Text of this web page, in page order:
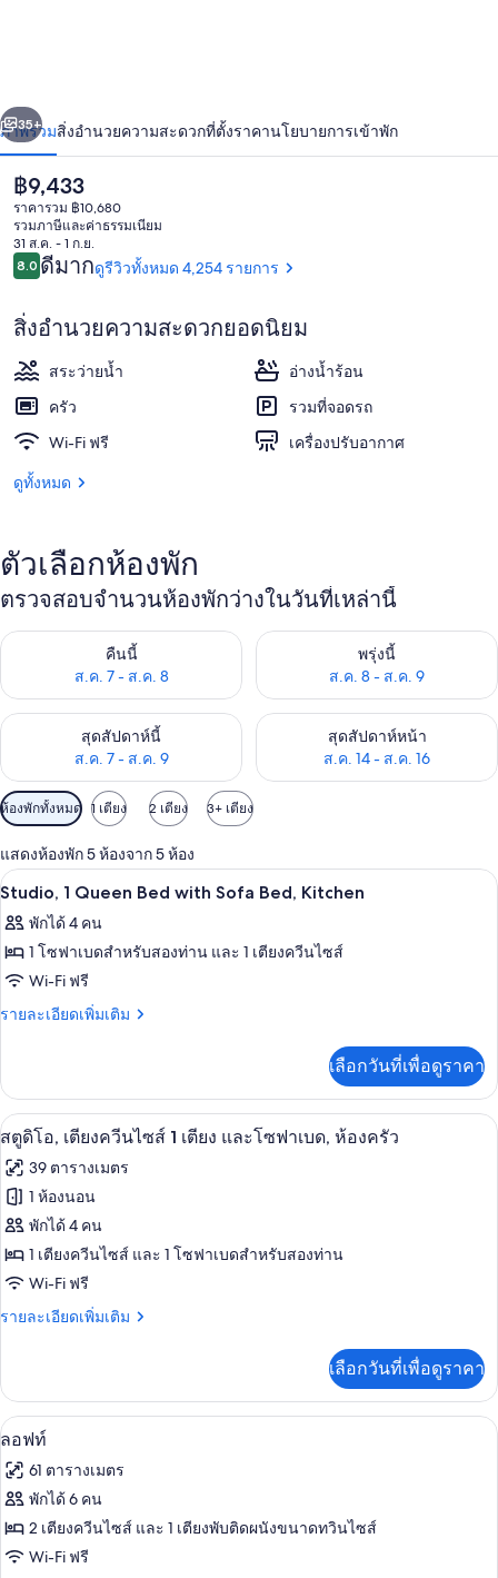
บริเวณภายนอก
า
ถัดไป
35+
ภาพรวมสิ่งอำนวยความสะดวกที่ตั้งราคานโยบายการเข้าพัก
ราคา
ปัจจุบัน
฿9,433
฿9,433
ราคารวม ฿10,680
รวมภาษีและค่าธรรมเนียม
31 ส.ค. - 1 ก.ย.
รีวิว
8.08.0 จาก 10
ดีมากดูรีวิวทั้งหมด 4,254 รายการ
สิ่งอำนวยความสะดวกยอดนิยม
สระว่ายน้ำ
อ่างน้ำร้อน
ครัว
รวมที่จอดรถ
Wi-Fi ฟรี
เครื่องปรับอากาศ
ดูทั้งหมด
ตัวเลือกห้องพัก
ตรวจสอบจำนวนห้องพักว่างในวันที่เหล่านี้
คืนนี้
ส.ค. 7 - ส.ค. 8
ตรวจสอบจำนวนห้องพักว่างในคืนนี้ ส.ค. 7 - ส.ค. 8พรุ่งนี้
ส.ค. 8 - ส.ค. 9
ตรวจสอบจำนวนห้องพักว่างใน
สุดสัปดาห์นี้
ส.ค. 7 - ส.ค. 9
ตรวจสอบจำนวนห้องพักว่างในสุดสัปดาห์นี้ ส.ค. 7 - ส.ค. 9
สุดสัปดาห์หน้า
ส.ค. 14 - ส.ค. 16
ตรวจสอบจำนวนห้องพักว่างใน
ตัว
กรอง
ที่
มี
ให้
สำหรับ
ห้อง
ห้องพักทั้งหมด 1 เตียง 2 เตียง 3+ เตียง
แสดงห้องพัก 5 ห้องจาก 5 ห้อง
เปิด
ภาพถ่าย
ทั้งหมด
ของ
Studio,
Bed
with
Sofa
Bed,
Kitchen
ตู้นิรภัยในห้องพัก, ผ้าม่านกันแสง, เตา
7
Studio, 1 Queen Bed with Sofa Bed, Kitchen
พักได้ 4 คน
1 โซฟาเบดสำหรับสองท่าน และ 1 เตียงควีนไซส์
Wi-Fi ฟรี
รายละเอียดเพิ่มเติม
ราย
เกี่ยว
กับ
Studio,
Queen
Bed
with
Sofa
Bed,
Kitchen
เลือกวันที่เพื่อดูราคา
เปิด
ภาพถ่าย
ทั้งหมด
ของ
สตู
ดิโอ,
เตียง
ไซส์
เตียง
และ
โซฟา
เบด,
สตูดิโอ, เตียงควีนไซส์ 1 เตียง และโซ
5
สตูดิโอ, เตียงควีนไซส์ 1 เตียง และโซฟาเบด, ห้องครัว
39 ตารางเมตร
1 ห้องนอน
พักได้ 4 คน
1 เตียงควีนไซส์ และ 1 โซฟาเบดสำหรับสองท่าน
Wi-Fi ฟรี
รายละเอียดเพิ่มเติม
ราย
เกี่ยว
กับ
สตู
โอ,
เตียง
ไซส์
เลือกวันที่เพื่อดูราคา
เปิด
ภาพถ่าย
ทั้งหมด
ของ
ลอฟท์
ลอฟท์ | ห้องนั่งเล่น | ทีวีจอแบน 42 นิ้ว
6
ลอฟท์
61 ตารางเมตร
พักได้ 6 คน
2 เตียงควีนไซส์ และ 1 เตียงพับติดผนังขนาดทวินไซส์
Wi-Fi ฟรี